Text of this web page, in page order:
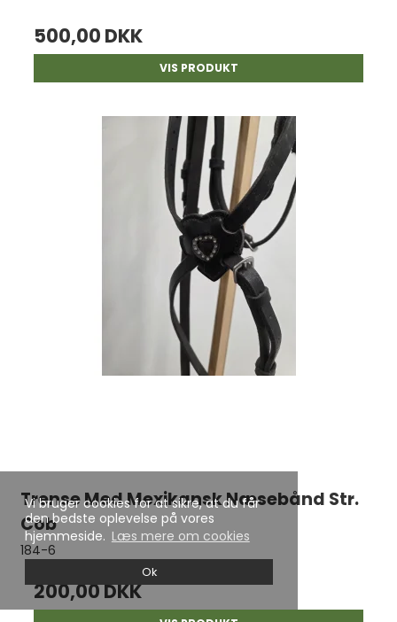
Vi bruger cookies for at sikre, at du får
den bedste oplevelse på vores
hjemmeside. Læs mere om cookies
Ok
500,00 DKK
VIS PRODUKT
Trense Med Mexikansk Næsebånd Str.
Cob
184-6
200,00 DKK